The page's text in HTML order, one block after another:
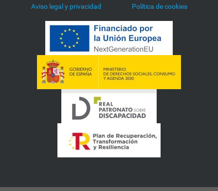
Aviso legal y privacidad Política de cookies